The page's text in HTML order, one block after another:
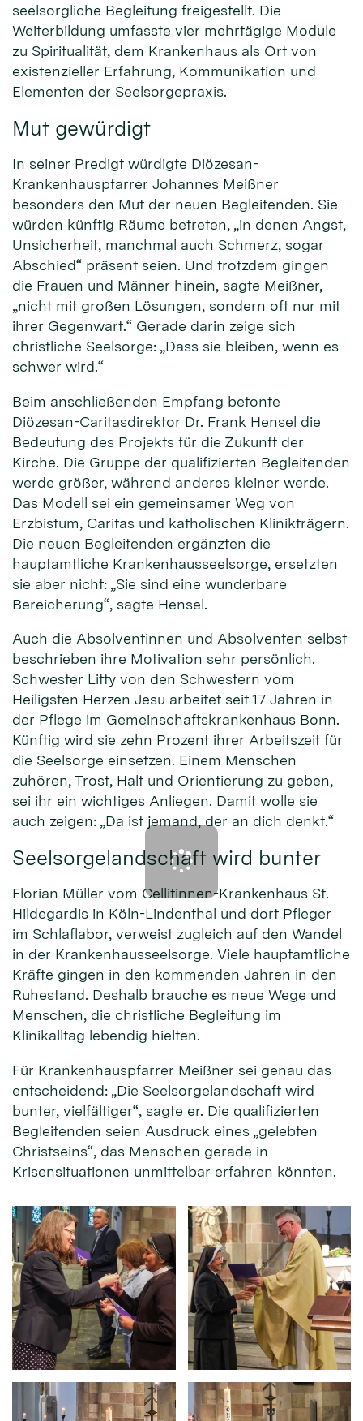
seelsorgliche Begleitung freigestellt. Die
Weiterbildung umfasste vier mehrtägige Module
zu Spiritualität, dem Krankenhaus als Ort von
existenzieller Erfahrung, Kommunikation und
Elementen der Seelsorgepraxis.
Mut gewürdigt
In seiner Predigt würdigte Diözesan-
Krankenhauspfarrer Johannes Meißner
besonders den Mut der neuen Begleitenden. Sie
würden künftig Räume betreten, „in denen Angst,
Unsicherheit, manchmal auch Schmerz, sogar
Abschied“ präsent seien. Und trotzdem gingen
die Frauen und Männer hinein, sagte Meißner,
„nicht mit großen Lösungen, sondern oft nur mit
ihrer Gegenwart.“ Gerade darin zeige sich
christliche Seelsorge: „Dass sie bleiben, wenn es
schwer wird.“
Beim anschließenden Empfang betonte
Diözesan-Caritasdirektor Dr. Frank Hensel die
Bedeutung des Projekts für die Zukunft der
Kirche. Die Gruppe der qualifizierten Begleitenden
werde größer, während anderes kleiner werde.
Das Modell sei ein gemeinsamer Weg von
Erzbistum, Caritas und katholischen Klinikträgern.
Die neuen Begleitenden ergänzten die
hauptamtliche Krankenhausseelsorge, ersetzten
sie aber nicht: „Sie sind eine wunderbare
Bereicherung“, sagte Hensel.
Auch die Absolventinnen und Absolventen selbst
beschrieben ihre Motivation sehr persönlich.
Schwester Litty von den Schwestern vom
Heiligsten Herzen Jesu arbeitet seit 17 Jahren in
der Pflege im Gemeinschaftskrankenhaus Bonn.
Künftig wird sie zehn Prozent ihrer Arbeitszeit für
die Seelsorge einsetzen. Einem Menschen
zuhören, Trost, Halt und Orientierung zu geben,
sei ihr ein wichtiges Anliegen. Damit wolle sie
auch zeigen: „Da ist jemand, der an dich denkt.“
Seelsorgelandschaft wird bunter
Florian Müller vom Cellitinnen-Krankenhaus St.
Hildegardis in Köln-Lindenthal und dort Pfleger
im Schlaflabor, verweist zugleich auf den Wandel
in der Krankenhausseelsorge. Viele hauptamtliche
Kräfte gingen in den kommenden Jahren in den
Ruhestand. Deshalb brauche es neue Wege und
Menschen, die christliche Begleitung im
Klinikalltag lebendig hielten.
Für Krankenhauspfarrer Meißner sei genau das
entscheidend: „Die Seelsorgelandschaft wird
bunter, vielfältiger“, sagte er. Die qualifizierten
Begleitenden seien Ausdruck eines „gelebten
Christseins“, das Menschen gerade in
Krisensituationen unmittelbar erfahren könnten.